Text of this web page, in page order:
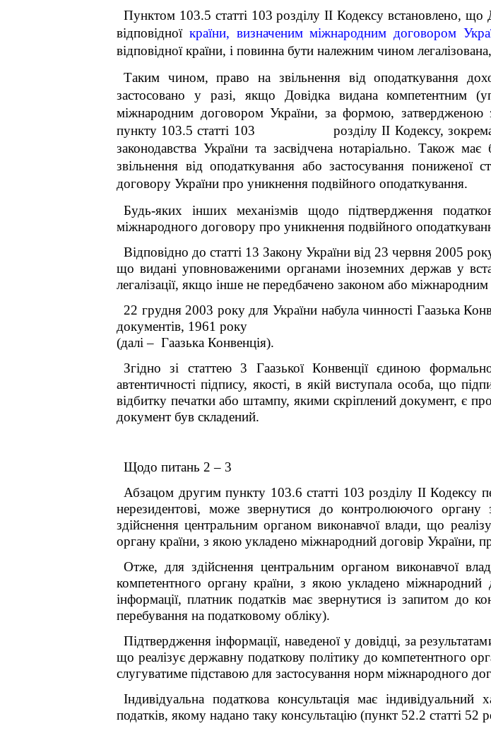
Пунктом 103.5 статті 103 розділу II Кодексу встановлено,
відповідної країни, визначеним міжнародним договором
відповідної країни, і повинна бути належним чином
Таким чином, право на звільнення від оподаткування
застосовано у разі, якщо Довідка видана компетентним
міжнародним договором України, за формою, затвердженою
пункту 103.5 статті 103 розділу II Кодексу,
законодавства України та засвідчена нотаріально. Також має
звільнення від оподаткування або застосування пониженої
договору України про уникнення подвійного оподаткування.
Будь-яких інших механізмів щодо підтвердження
міжнародного договору про уникнення подвійного
Відповідно до статті 13 Закону України від 23 червня 2005
що видані уповноваженими органами іноземних держав у
легалізації, якщо інше не передбачено законом або
22 грудня 2003 року для України набула чинності Гаазька
документів, 1961 року
(далі – Гаазька Конвенція).
Згідно зі статтею 3 Гаазької Конвенції єдиною
автентичності підпису, якості, в якій виступала особа, що
відбитку печатки або штампу, якими скріплений документ, є
документ був складений.
Щодо питань 2 – 3
Абзацом другим пункту 103.6 статті 103 розділу II Кодексу
нерезидентові, може звернутися до контролюючого
здійснення центральним органом виконавчої влади, що
органу країни, з якою укладено міжнародний договір України,
Отже, для здійснення центральним органом виконавчої
компетентного органу країни, з якою укладено міжнародний
інформації, платник податків маєзвернутися із запитом до
перебування на податковому обліку).
Підтвердження інформації, наведеної у довідці, за
що реалізує державну податкову політику до компетентного
слугуватиме підставою для застосування норм міжнародного
Індивідуальна податкова консультація має
податків, якому надано таку консультацію (пункт 52.2 статті 52